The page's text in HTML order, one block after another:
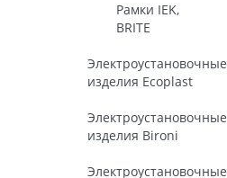
Рамки IEK,
BRITE
Электроустановочные
изделия Ecoplast
Электроустановочные
изделия Bironi
Электроустановочные